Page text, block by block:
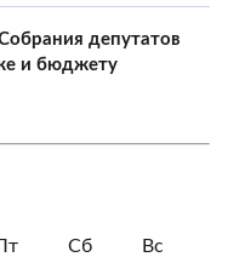
депутатов
и бюджету
Сб Вс